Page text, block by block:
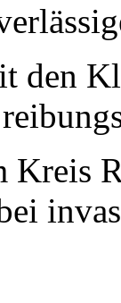
den
Kreis